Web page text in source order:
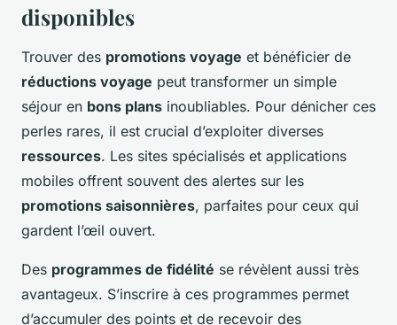
disponibles
Trouver des promotions voyage et bénéficier de
réductions voyage peut transformer un simple
séjour en bons plans inoubliables. Pour dénicher ces
perles rares, il est crucial d’exploiter diverses
ressources. Les sites spécialisés et applications
mobiles offrent souvent des alertes sur les
promotions saisonnières, parfaites pour ceux qui
gardent l’œil ouvert.
Des programmes de fidélité se révèlent aussi très
avantageux. S’inscrire à ces programmes permet
d’accumuler des points et de recevoir des